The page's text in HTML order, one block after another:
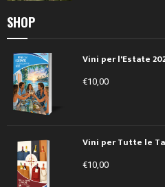
SHOP
Vini per l'Estate
€10,00
Vini per Tutte le
€10,00